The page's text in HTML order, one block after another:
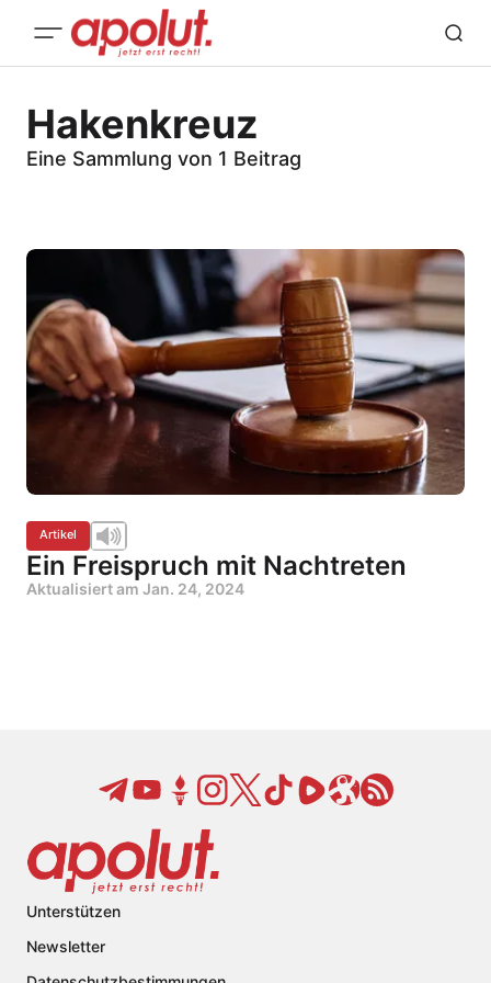
Hakenkreuz
Eine Sammlung von 1 Beitrag
Artikel
Ein Freispruch mit Nachtreten
Aktualisiert am Jan. 24, 2024
Unterstützen
Newsletter